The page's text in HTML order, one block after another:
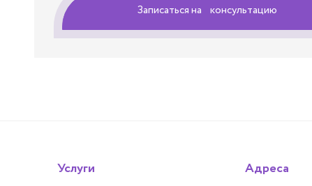
Записаться на консультацию
Услуги
Адреса